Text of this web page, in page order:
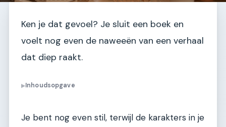
Ken je dat gevoel? Je sluit een boek en
voelt nog even de naweeën van een verhaal
dat diep raakt.
▶Inhoudsopgave
Je bent nog even stil, terwijl de karakters in je